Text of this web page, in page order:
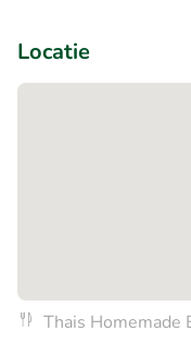
Locatie
Thais Homemade